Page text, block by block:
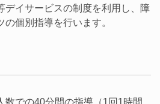
デイサービスの制度を利用し、障
個別指導を行います。
数での40分間の指導（1回1時間